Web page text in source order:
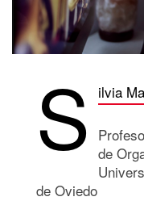
S ilvia
de
de Oviedo